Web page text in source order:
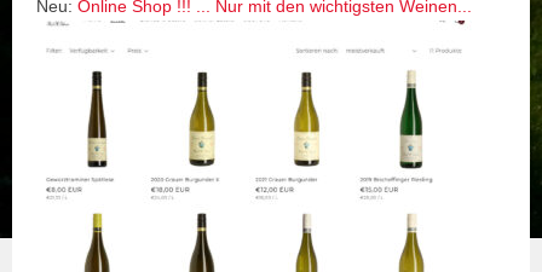
Neu:Online Shop !!! ... Nur mit den wichtigsten Weinen...